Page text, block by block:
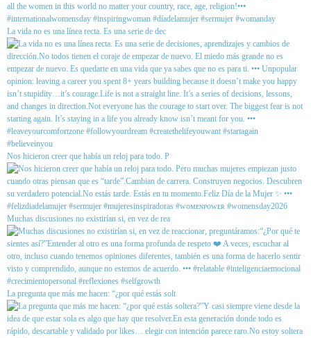
La vida no es una línea recta. Es una serie de dec
Nos hicieron creer que había un reloj para todo. P
Muchas discusiones no existirían si, en vez de rea
La pregunta que más me hacen: “¿por qué estás solt